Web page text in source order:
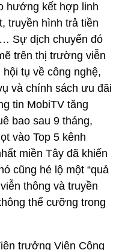
hướng kết hợp linh
truyền hình trả tiền
Sự dịch chuyển đó
trên thị trường viễn
tụ về công nghệ,
và chính sách ưu đãi
tin MobiTV tăng
bao sau 9 tháng,
vào Top 5 kênh
miền Tây đã khiến
cũng hé lộ một “quả
thông và truyền
thể cưỡng trong
trưởng Viện Công